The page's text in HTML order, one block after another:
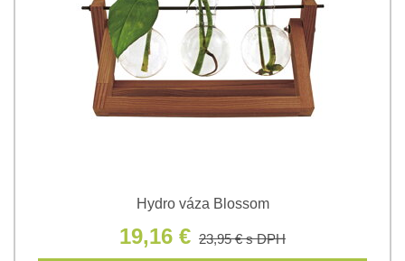
Hydro váza Blossom
19,16 € 23,95 €s DPH